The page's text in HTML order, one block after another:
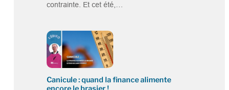
contrainte. Et cet été,…
Canicule : quand la finance alimente